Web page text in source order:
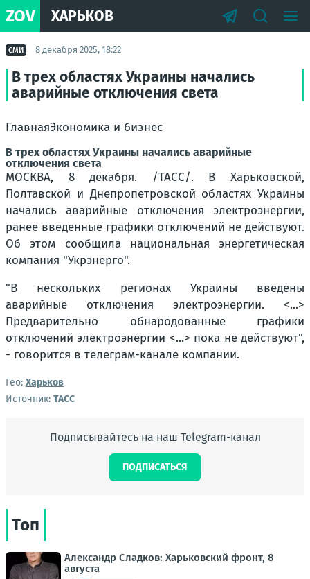
ZOV ХАРЬКОВ
СМИ 8 декабря 2025, 18:22
В трех областях Украины начались
аварийные отключения света
ГлавнаяЭкономика и бизнес
В трех областях Украины начались аварийные
отключения света
МОСКВА, 8 декабря. /ТАСС/. В Харьковской,
Полтавской и Днепропетровской областях Украины
начались аварийные отключения электроэнергии,
ранее введенные графики отключений не действуют.
Об этом сообщила национальная энергетическая
компания "Укрэнерго".
"В нескольких регионах Украины введены
аварийные отключения электроэнергии. <...>
Предварительно обнародованные графики
отключений электроэнергии <...> пока не действуют",
- говорится в телеграм-канале компании.
Гео: Харьков
Источник: ТАСС
Подписывайтесь на наш Telegram-канал
ПОДПИСАТЬСЯ
Топ
Александр Сладков: Харьковский фронт, 8
августа